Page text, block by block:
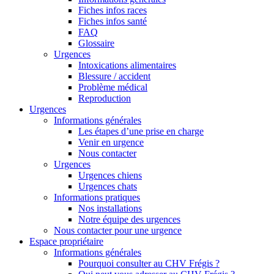
Fiches infos races
Fiches infos santé
FAQ
Glossaire
Urgences
Intoxications alimentaires
Blessure / accident
Problème médical
Reproduction
Urgences
Informations générales
Les étapes d’une prise en charge
Venir en urgence
Nous contacter
Urgences
Urgences chiens
Urgences chats
Informations pratiques
Nos installations
Notre équipe des urgences
Nous contacter pour une urgence
Espace propriétaire
Informations générales
Pourquoi consulter au CHV Frégis ?